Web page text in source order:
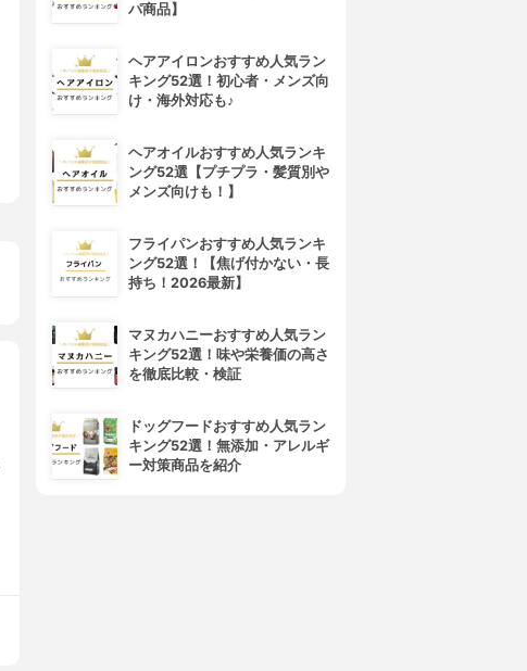
パ商品】
ヘアアイロンおすすめ人気ラン
キング52選！初心者・メンズ向
け・海外対応も♪
ヘアオイルおすすめ人気ランキ
ング52選【プチプラ・髪質別や
メンズ向けも！】
フライパンおすすめ人気ランキ
ング52選！【焦げ付かない・長
持ち！2026最新】
マヌカハニーおすすめ人気ラン
キング52選！味や栄養価の高さ
を徹底比較・検証
ドッグフードおすすめ人気ラン
キング52選！無添加・アレルギ
ー対策商品を紹介